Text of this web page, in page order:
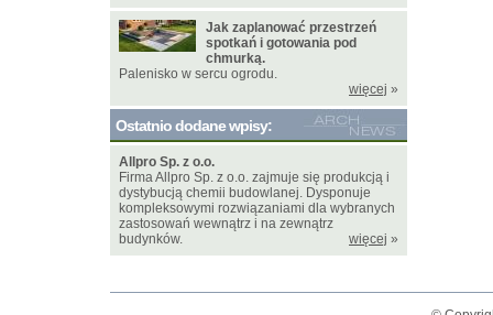
Jak zaplanować przestrzeń
spotkań i gotowania pod
chmurką.
Palenisko w sercu ogrodu.
więcej »
Ostatnio dodane wpisy:
Allpro Sp. z o.o.
Firma Allpro Sp. z o.o. zajmuje się produkcją i
dystybucją chemii budowlanej. Dysponuje
kompleksowymi rozwiązaniami dla wybranych
zastosowań wewnątrz i na zewnątrz
budynków.
więcej »